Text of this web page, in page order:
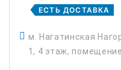
ЕСТЬ ДОСТАВКА
м. Нагатинская
1, 4 этаж,